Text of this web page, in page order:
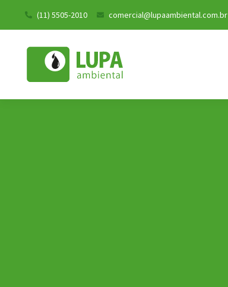
(11) 5505-2010 comercial@lupaambiental.com.br